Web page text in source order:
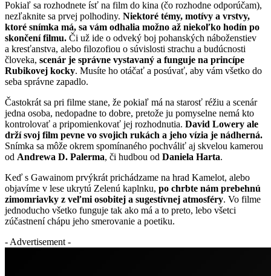
Pokiaľ sa rozhodnete ísť na film do kina (čo rozhodne odporúčam),
nezľaknite sa prvej polhodiny. Niektoré témy, motívy a vrstvy,
ktoré snímka má, sa vám odhalia možno až niekoľko hodín po
skončení filmu. Či už ide o odveký boj pohanských náboženstiev
a kresťanstva, alebo filozofiou o súvislosti strachu a budúcnosti
človeka, scenár je správne vystavaný a funguje na princípe
Rubikovej kocky. Musíte ho otáčať a posúvať, aby vám všetko do
seba správne zapadlo.
Častokrát sa pri filme stane, že pokiaľ má na starosť réžiu a scenár
jedna osoba, nedopadne to dobre, pretože ju pomyselne nemá kto
kontrolovať a pripomienkovať jej rozhodnutia. David Lowery ale
drží svoj film pevne vo svojich rukách a jeho vízia je nádherná.
Snímka sa môže okrem spomínaného pochváliť aj skvelou kamerou
od Andrewa D. Palerma, či hudbou od Daniela Harta.
Keď s Gawainom prvýkrát prichádzame na hrad Kamelot, alebo
objavíme v lese ukrytú Zelenú kaplnku, po chrbte nám prebehnú
zimomriavky z veľmi osobitej a sugestívnej atmosféry. Vo filme
jednoducho všetko funguje tak ako má a to preto, lebo všetci
zúčastnení chápu jeho smerovanie a poetiku.
- Advertisement -